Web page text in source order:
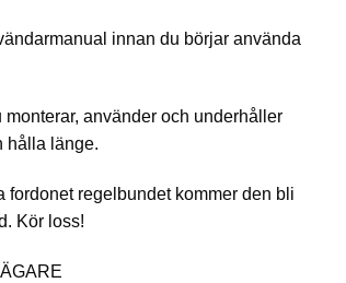
innan du börjar använda
använder och underhåller
hålla länge.
fordonet regelbundet kommer den bli
Kör loss!